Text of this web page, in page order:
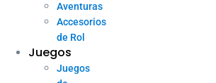
Aventuras
Accesorios
de Rol
Juegos
Juegos